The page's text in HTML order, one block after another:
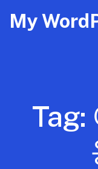
My
Tag: